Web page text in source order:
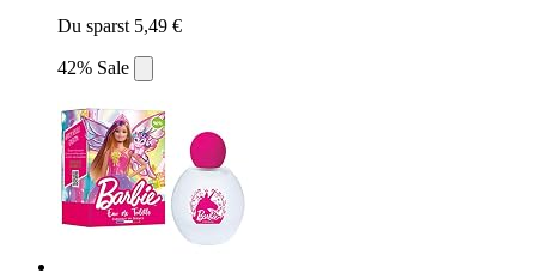
Du sparst 5,49 €
42% Sale